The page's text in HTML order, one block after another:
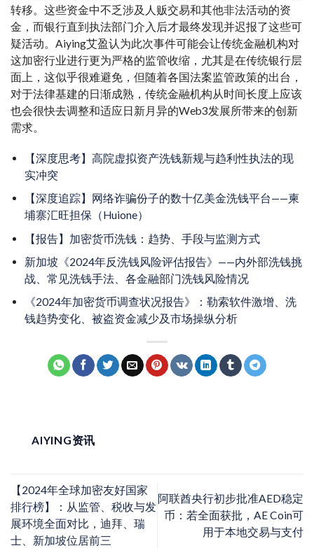
转移。这些资金中不乏涉及人贩交易和其他非法活动的资
金，而银行直到执法部门介入后才最终发现并迟报了这些可
疑活动。Aiying艾盈认为此次事件可能会让传统金融机构对
这加密行业进行更为严格的监管收缩，尤其是在传统银行层
面上，这似乎很难避免，但随着各国法案监管政策的出台，
对于法律基建的日渐成熟，传统金融机构从时间长度上应该
也会很快去调整和适应日新月异的Web3发展所带来的创新
需求。
【深度思考】高院虚拟资产洗钱新规与趋利性执法的现
实冲突
【深度追踪】网络诈骗份子的数十亿美金洗钱平台——柬
埔寨汇旺担保（Huione）
【报告】加密货币洗钱：趋势、手段与监测方式
新加坡《2024年反洗钱风险评估报告》——内外部洗钱挑
战、常见洗钱手法、各金融部门洗钱风险情况
《2024年加密货币调查状况报告》：勒索软件激增、洗
钱趋势变化、被盗资金减少及市场操纵分析
AIYING资讯
【2024年全球加密友好国家
排行榜】：从监管、税收与发
展环境全面对比，迪拜、瑞
士、新加坡位居前三
阿联酋央行初步批准AED稳定
币：若全面获批，AE Coin可
用于本地交易与支付